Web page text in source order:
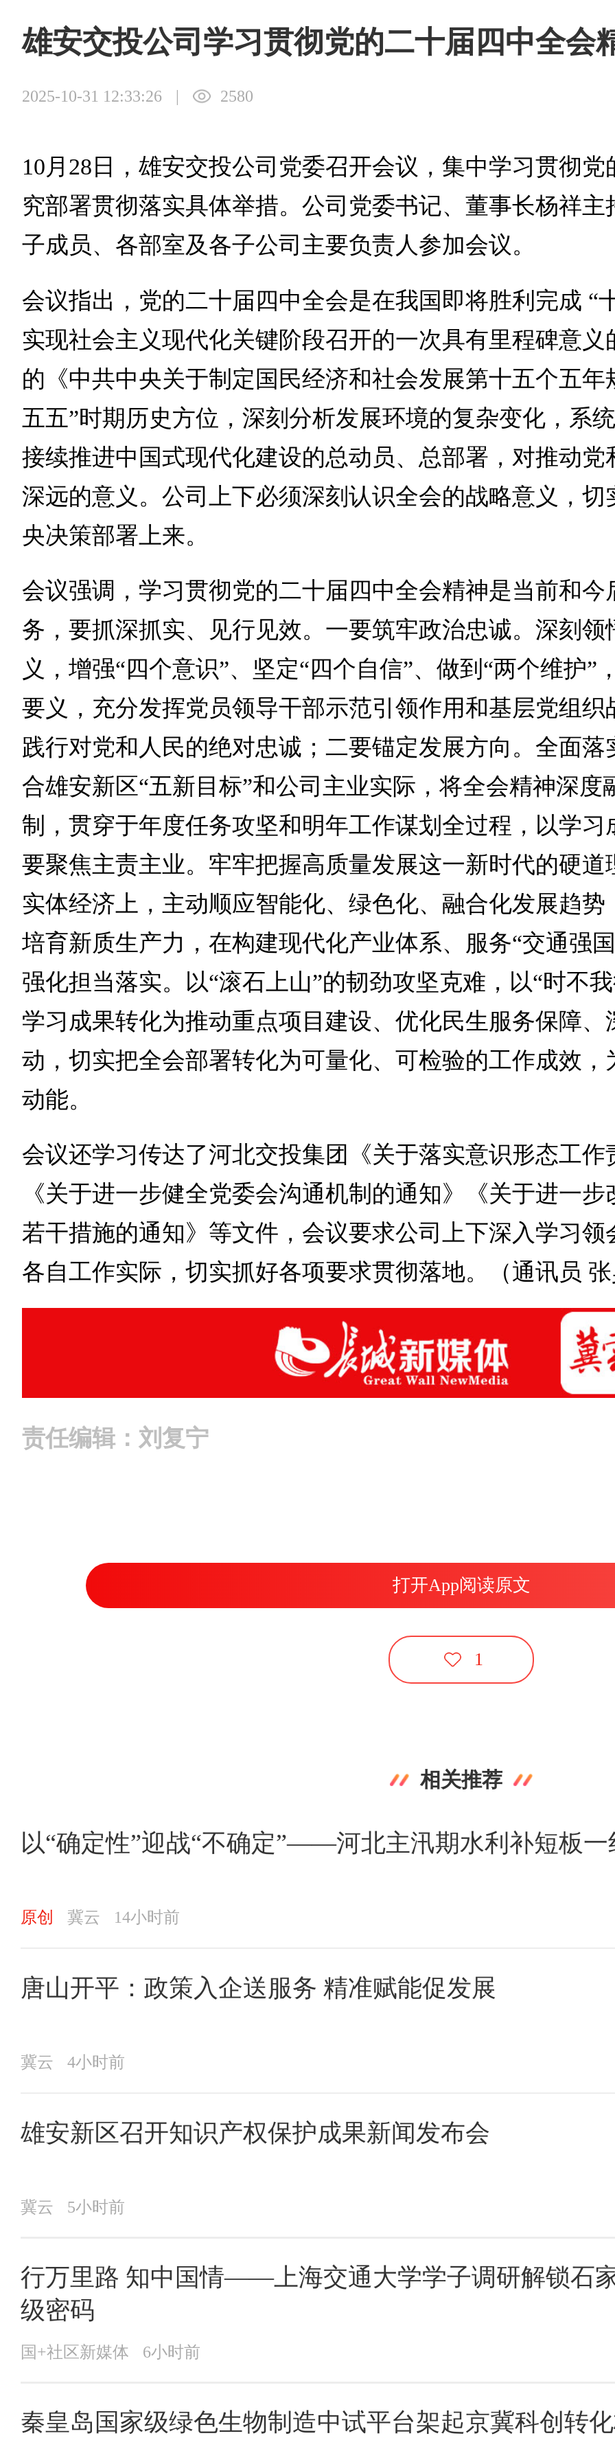
雄安交投公司学习贯彻党的二十届四中全会
2025-10-31 12:33:26 | 2580
10月28日，雄安交投公司党委召开会议，集中学习贯彻
究部署贯彻落实具体举措。公司党委书记、董事长杨祥
子成员、各部室及各子公司主要负责人参加会议。
会议指出，党的二十届四中全会是在我国即将胜利完成 “
实现社会主义现代化关键阶段召开的一次具有里程碑意
的《中共中央关于制定国民经济和社会发展第十五个五
五五”时期历史方位，深刻分析发展环境的复杂变化，系
接续推进中国式现代化建设的总动员、总部署，对推动
深远的意义。公司上下必须深刻认识全会的战略意义，
央决策部署上来。
会议强调，学习贯彻党的二十届四中全会精神是当前和
务，要抓深抓实、见行见效。一要筑牢政治忠诚。深刻领
义，增强“四个意识”、坚定“四个自信”、做到“两个维护
要义，充分发挥党员领导干部示范引领作用和基层党组
践行对党和人民的绝对忠诚；二要锚定发展方向。全面
合雄安新区“五新目标”和公司主业实际，将全会精神深度
制，贯穿于年度任务攻坚和明年工作谋划全过程，以学
要聚焦主责主业。牢牢把握高质量发展这一新时代的硬
实体经济上，主动顺应智能化、绿色化、融合化发展趋
培育新质生产力，在构建现代化产业体系、服务“交通强
强化担当落实。以“滚石上山”的韧劲攻坚克难，以“时不
学习成果转化为推动重点项目建设、优化民生服务保障
动，切实把全会部署转化为可量化、可检验的工作成效
动能。
会议还学习传达了河北交投集团《关于落实意识形态工
《关于进一步健全党委会沟通机制的通知》《关于进一
若干措施的通知》等文件，会议要求公司上下深入学习
各自工作实际，切实抓好各项要求贯彻落地。（通讯员
责任编辑：刘复宁
打开App阅读原文
1
相关推荐
以“确定性”迎战“不确定”——河北主汛期水利补短板一
原创 冀云 14小时前
唐山开平：政策入企送服务 精准赋能促发展
冀云 4小时前
雄安新区召开知识产权保护成果新闻发布会
冀云 5小时前
行万里路 知中国情——上海交通大学学子调研解锁石
级密码
国+社区新媒体 6小时前
秦皇岛国家级绿色生物制造中试平台架起京冀科创转